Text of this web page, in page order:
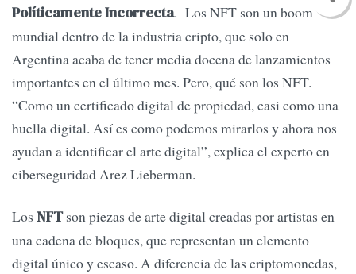
Políticamente Incorrecta. Los NFT son un boom
mundial dentro de la industria cripto, que solo en
Argentina acaba de tener media docena de lanzamientos
importantes en el último mes. Pero, qué son los NFT.
“Como un certificado digital de propiedad, casi como una
huella digital. Así es como podemos mirarlos y ahora nos
ayudan a identificar el arte digital”, explica el experto en
ciberseguridad Arez Lieberman.
Los NFTson piezas de arte digital creadas por artistas en
una cadena de bloques, que representan un elemento
digital único y escaso. A diferencia de las criptomonedas,